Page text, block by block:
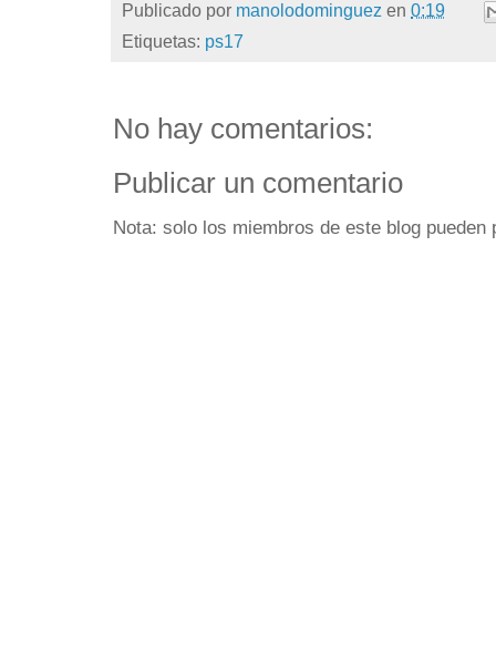
Publicado por manolodominguez en 0:19
Etiquetas: ps17
No hay comentarios:
Publicar un comentario
Nota: solo los miembros de este blog pueden